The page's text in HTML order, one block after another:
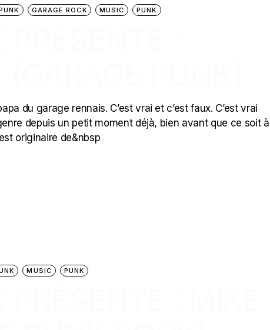
GARAGE ROCK MUSIC PUNK
du garage rennais. C’est vrai et c’est faux. C’est vrai
depuis un petit moment déjà, bien avant que ce soit à
originaire de&nbsp
MUSIC PUNK